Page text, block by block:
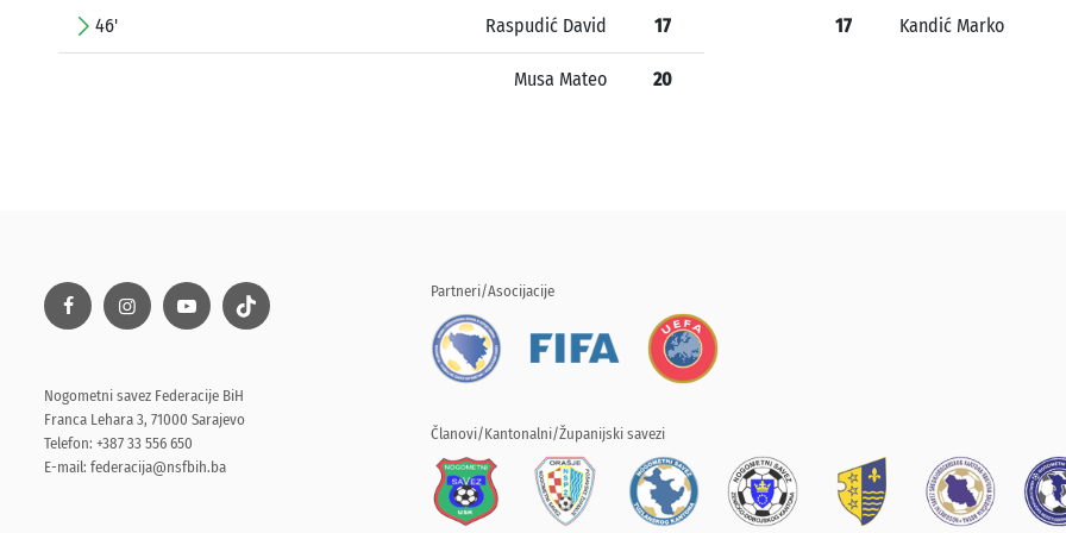
46' Raspudić David 17
Musa Mateo 20
17 Kandić Marko
Nogometni savez Federacije BiH
Franca Lehara 3, 71000 Sarajevo
Telefon: +387 33 556 650
E-mail: federacija@nsfbih.ba
Partneri/Asocijacije
Članovi/Kantonalni/Županijski savezi